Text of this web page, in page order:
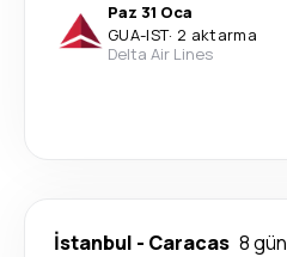
Paz 31 Oca
GUA-IST· 2 aktarma
Delta Air Lines
İstanbul - Caracas 8 gün